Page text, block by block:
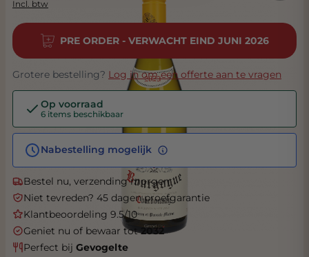
Incl. btw
PRE ORDER - VERWACHT EIND JUNI 2026
Grotere bestelling? Log in om een offerte aan te vragen
Op voorraad
6 items beschikbaar
Nabestelling mogelijk
Bestel nu, verzending morgen
Niet tevreden? 45 dagen proefgarantie
Klantbeoordeling 9.5/10
Geniet nu of bewaar tot2032
Perfect bij Gevogelte